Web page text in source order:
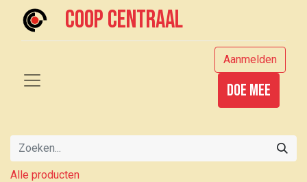
Coop centraal
Aanmelden
Doe mee
Alle producten